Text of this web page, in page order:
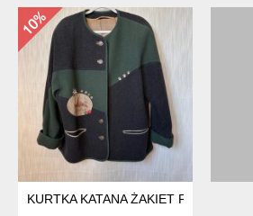
KURTKA KATANA ŻAKIET FOLK WEŁNA